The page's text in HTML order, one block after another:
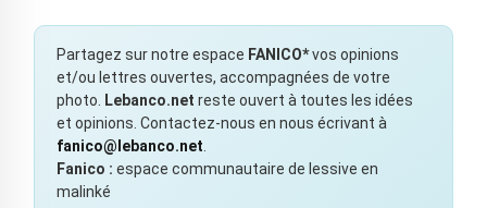
Partagez sur notre espace FANICO*vos opinions
et/ou lettres ouvertes, accompagnées de votre
photo.
Lebanco.net reste ouvert à toutes les idées
et opinions. Contactez-nous en nous écrivant à
fanico@lebanco.net
Fanico : espace communautaire de lessive en
malinké